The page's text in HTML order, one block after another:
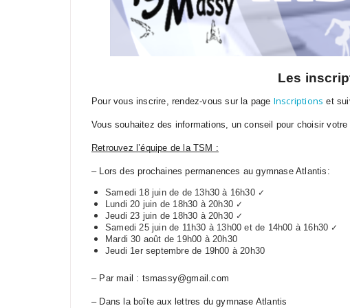
Les
Pour vous inscrire, rendez-vous sur la page Inscriptions et
Vous souhaitez des informations, un conseil pour choisir
Retrouvez l’équipe de la TSM :
– Lors des prochaines permanences au gymnase Atlantis:
Samedi 18 juin de de 13h30 à 16h30 ✓
Lundi 20 juin de 18h30 à 20h30 ✓
Jeudi 23 juin de 18h30 à 20h30 ✓
Samedi 25 juin de 11h30 à 13h00 et de 14h00 à 16h30 ✓
Mardi 30 août de 19h00 à 20h30
Jeudi 1er septembre de 19h00 à 20h30
– Par mail : tsmassy@gmail.com
– Dans la boîte aux lettres du gymnase Atlantis